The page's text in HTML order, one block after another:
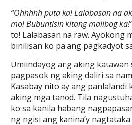
“Ohhhhh puta ka! Lalabasan na
mo! Bubuntisin kitang malibog
to! Lalabasan na raw. Ayokong
binilisan ko pa ang pagkadyot
Umiindayog ang aking katawan
pagpasok ng aking daliri sa
Kasabay nito ay ang panlalandi
aking mga tanod. Tila
ko sa kanila habang
ng ngisi ang kanina’y